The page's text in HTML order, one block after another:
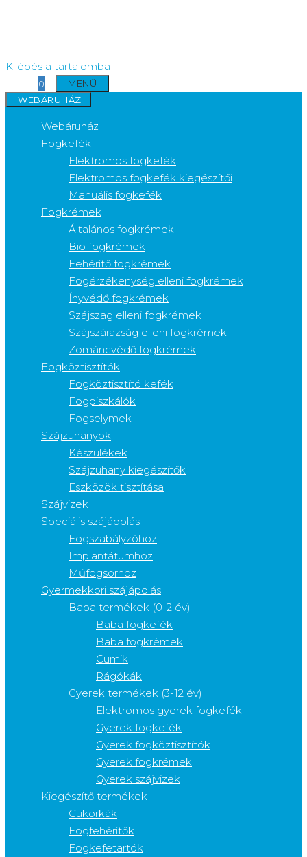
Kilépés a tartalomba
0
MENÜ
WEBÁRUHÁZ
Webáruház
Fogkefék
Elektromos fogkefék
Elektromos fogkefék kiegészítői
Manuális fogkefék
Fogkrémek
Általános fogkrémek
Bio fogkrémek
Fehérítő fogkrémek
Fogérzékenység elleni fogkrémek
Ínyvédő fogkrémek
Szájszag elleni fogkrémek
Szájszárazság elleni fogkrémek
Zománcvédő fogkrémek
Fogköztisztítók
Fogköztisztító kefék
Fogpiszkálók
Fogselymek
Szájzuhanyok
Készülékek
Szájzuhany kiegészítők
Eszközök tisztítása
Szájvizek
Speciális szájápolás
Fogszabályzóhoz
Implantátumhoz
Műfogsorhoz
Gyermekkori szájápolás
Baba termékek (0-2 év)
Baba fogkefék
Baba fogkrémek
Cumik
Rágókák
Gyerek termékek (3-12 év)
Elektromos gyerek fogkefék
Gyerek fogkefék
Gyerek fogköztisztítók
Gyerek fogkrémek
Gyerek szájvizek
Kiegészítő termékek
Cukorkák
Fogfehérítők
Fogkefetartók